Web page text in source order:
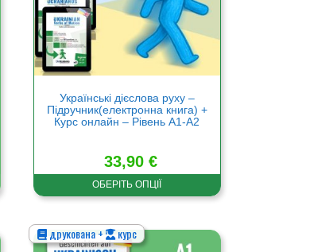
Українські дієслова руху –
Підручник(електронна книга) +
Курс онлайн – Рівень А1-А2
33,90€
ОБЕРІТЬ ОПЦІЇ
вибрати
на
сторінці
товару
друкована + курс
Цей